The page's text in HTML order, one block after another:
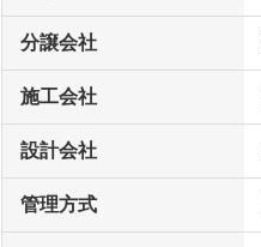
分譲会社
施工会社
設計会社
管理方式